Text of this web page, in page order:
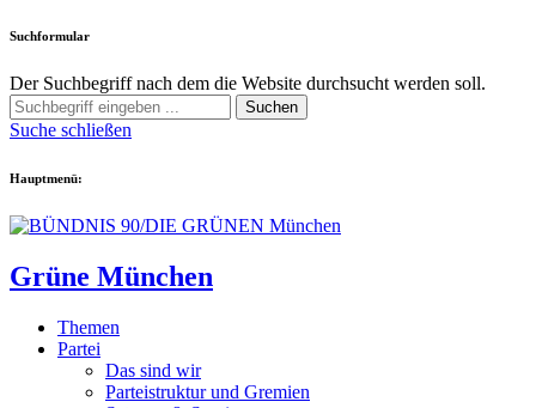
Suchformular
Der Suchbegriff nach dem die Website durchsucht werden soll.
Suchen
Suche schließen
Hauptmenü:
Grüne München
Themen
Partei
Das sind wir
Parteistruktur und Gremien